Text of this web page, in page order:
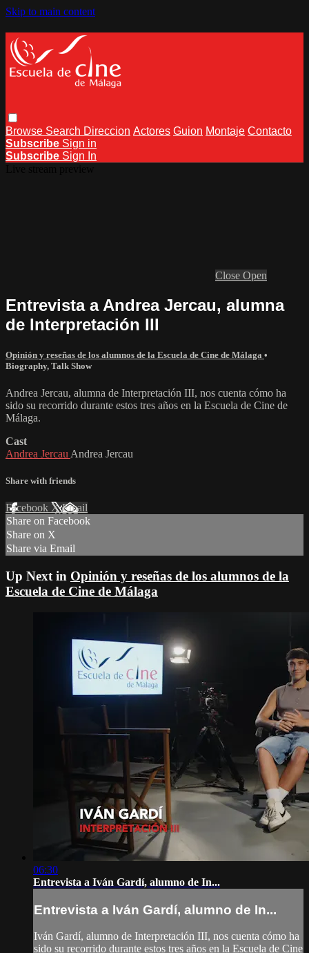
Skip to main content
Browse Search Direccion Actores Guion Montaje Contacto
Subscribe Sign in
Subscribe Sign In
Close Open
Entrevista a Andrea Jercau, alumna
de Interpretación III
Opinión y reseñas de los alumnos de la Escuela de Cine de Málaga •
Biography, Talk Show
Andrea Jercau, alumna de Interpretación III, nos cuenta cómo ha
sido su recorrido durante estos tres años en la Escuela de Cine de
Málaga.
Cast
Andrea Jercau Andrea Jercau
Share with friends
Facebook XEmail
Share on Facebook
Share on X
Share via Email
Up Next in Opinión y reseñas de los alumnos de la
Escuela de Cine de Málaga
06:30
Entrevista a Iván Gardí, alumno de In...
Entrevista a Iván Gardí, alumno de In...
Iván Gardí, alumno de Interpretación III, nos cuenta cómo ha
sido su recorrido durante estos tres años en la Escuela de Cine